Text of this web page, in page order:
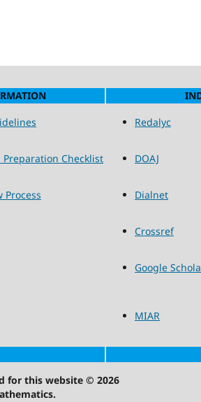
Redalyc
Preparation Checklist DOAJ
Process Dialnet
Crossref
Google
MIAR
for this website © 2026